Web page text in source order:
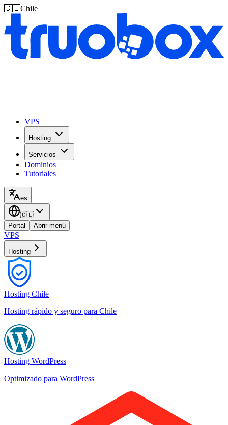
🇨🇱Chile
VPS
Hosting
Servicios
Dominios
Tutoriales
es
🇨🇱
Portal
Abrir menú
VPS
Hosting
Hosting Chile
Hosting rápido y seguro para Chile
Hosting WordPress
Optimizado para WordPress